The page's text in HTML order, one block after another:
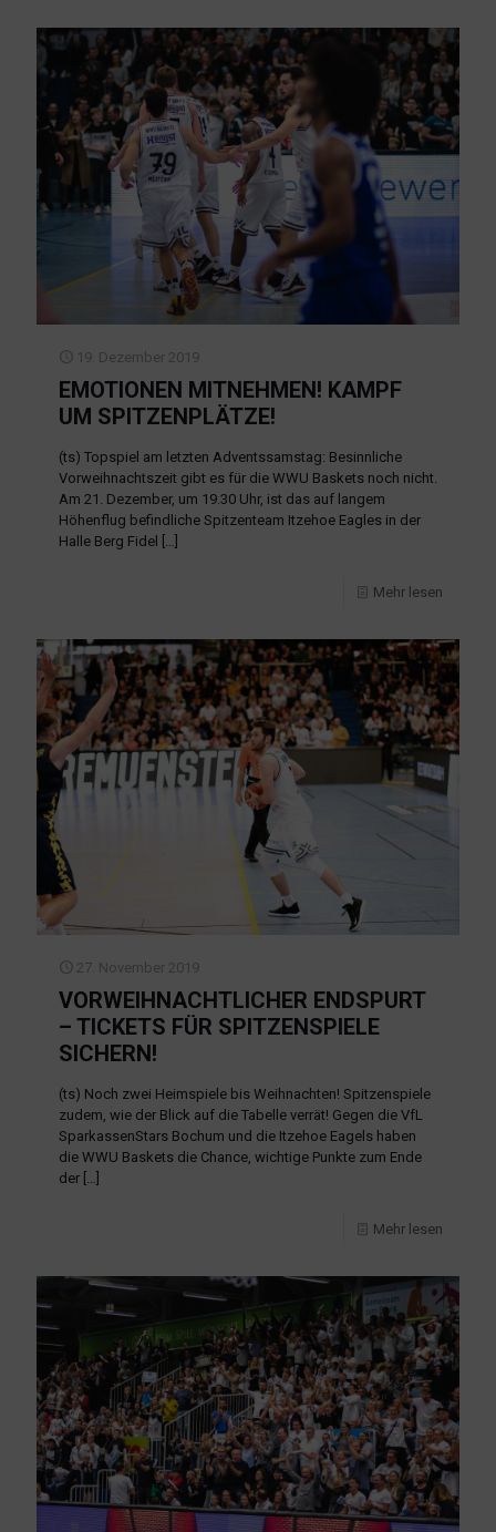
19. Dezember 2019
EMOTIONEN MITNEHMEN! KAMPF
UM SPITZENPLÄTZE!
(ts) Topspiel am letzten Adventssamstag: Besinnliche
Vorweihnachtszeit gibt es für die WWU Baskets noch nicht.
Am 21. Dezember, um 19.30 Uhr, ist das auf langem
Höhenflug befindliche Spitzenteam Itzehoe Eagles in der
Halle Berg Fidel
[…]
Mehr lesen
27. November 2019
VORWEIHNACHTLICHER ENDSPURT
– TICKETS FÜR SPITZENSPIELE
SICHERN!
(ts) Noch zwei Heimspiele bis Weihnachten! Spitzenspiele
zudem, wie der Blick auf die Tabelle verrät! Gegen die VfL
SparkassenStars Bochum und die Itzehoe Eagels haben
die WWU Baskets die Chance, wichtige Punkte zum Ende
der
Mehr lesen